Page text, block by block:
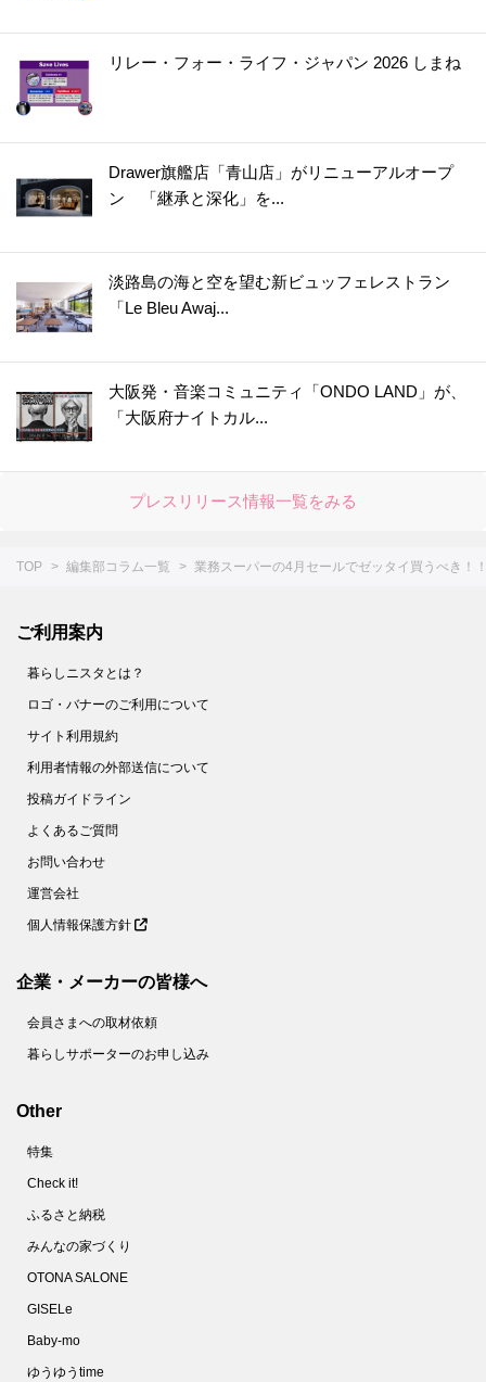
リレー・フォー・ライフ・ジャパン 2026 しまね
Drawer旗艦店「青山店」がリニューアルオープ
ン 「継承と深化」を...
淡路島の海と空を望む新ビュッフェレストラン
「Le Bleu Awaj...
大阪発・音楽コミュニティ「ONDO LAND」が、
「大阪府ナイトカル...
プレスリリース情報一覧をみる
TOP 編集部コラム一覧 業務スーパーの4月セールでゼッタイ買うべき！
ご利用案内
暮らしニスタとは？
ロゴ・バナーのご利用について
サイト利用規約
利用者情報の外部送信について
投稿ガイドライン
よくあるご質問
お問い合わせ
運営会社
個人情報保護方針
企業・メーカーの皆様へ
会員さまへの取材依頼
暮らしサポーターのお申し込み
Other
特集
Check it!
ふるさと納税
みんなの家づくり
OTONA SALONE
GISELe
Baby-mo
ゆうゆうtime